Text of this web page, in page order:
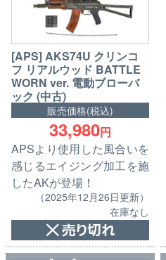
[APS] AKS74U クリンコ
フ リアルウッド BATTLE
WORN ver. 電動ブローバ
ック (中古)
販売価格(税込)
33,980円
APSより使用した風合いを
感じるエイジング加工を施
したAKが登場！
（2025年12月26日更新）
在庫なし